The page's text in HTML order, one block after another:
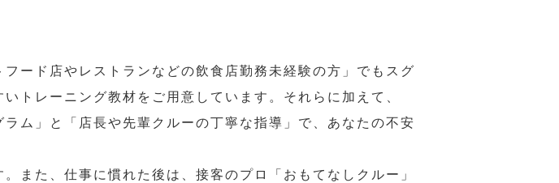
ード店やレストランなどの飲食店勤務未経験の方」でもスグ
トレーニング教材をご用意しています。それらに加えて、
ム」と「店長や先輩クルーの丁寧な指導」で、あなたの不安
また、仕事に慣れた後は、接客のプロ「おもてなしクルー」